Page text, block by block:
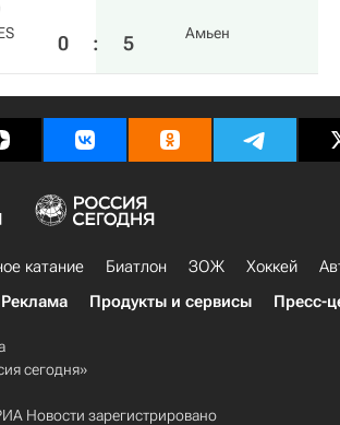
0 : 5 Амьен
катание Биатлон ЗОЖ Хоккей
Реклама Продукты и сервисы Пресс-
сегодня»
Новости зарегистрировано